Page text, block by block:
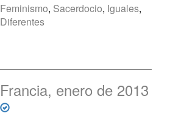
Feminismo, Sacerdocio, Iguales,
Diferentes
Francia, enero de 2013